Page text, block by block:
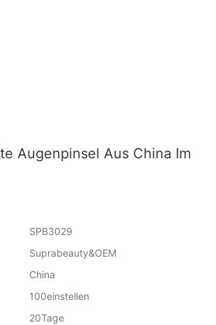
Augenpinsel Aus China Im
SPB3029
Suprabeauty&OEM
China
100einstellen
20Tage